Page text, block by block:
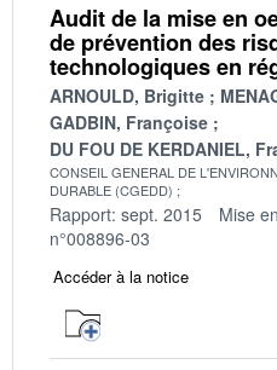
Audit de la mise en
de prévention des
technologiques en
ARNOULD, Brigitte
GADBIN, Françoise
DU FOU DE KERDANIEL,
CONSEIL GENERAL DE
DURABLE (CGEDD)
Rapport: sept. 2015 Mise
n°008896-03
Accéder à la notice